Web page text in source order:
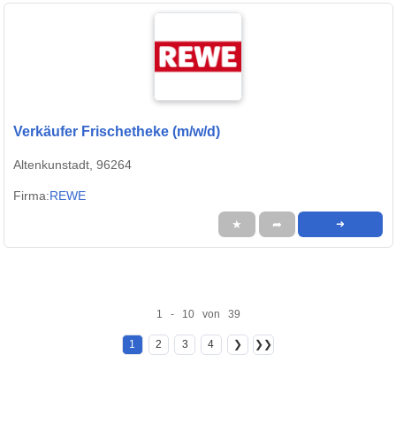
Verkäufer Frischetheke (m/w/d)
Altenkunstadt, 96264
Firma:REWE
★ ➦ ➜
1 - 10 von 39
1 2 3 4 ❯ ❯❯